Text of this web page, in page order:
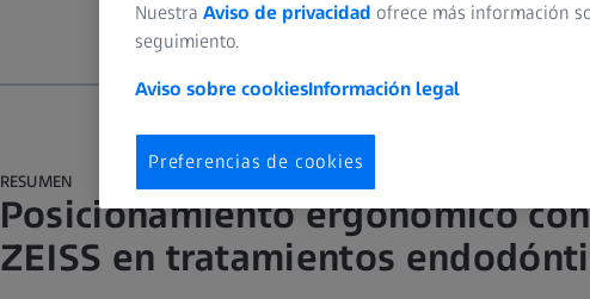
RESUMEN
Posicionamiento ergonómico
ZEISS en tratamientos
Nuestra Aviso de privacidad ofrece más información
seguimiento.
Aviso sobre cookiesInformación legal
Preferencias de cookies